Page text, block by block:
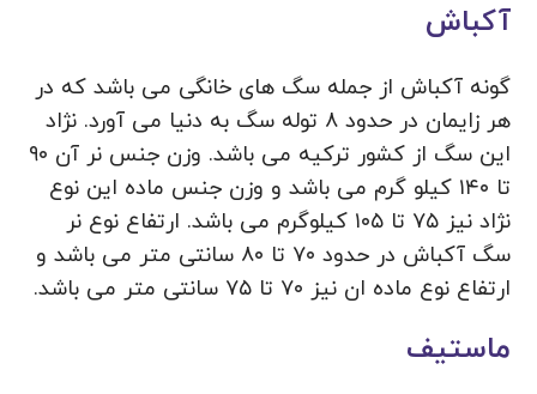
آکباش
گونه آکباش از جمله سگ های خانگی می باشد که در
هر زایمان در حدود ۸ توله سگ به دنیا می آورد. نژاد
این سگ از کشور ترکیه می باشد. وزن جنس نر آن ۹۰
تا ۱۴۰ کیلو گرم می باشد و وزن جنس ماده این نوع
نژاد نیز ۷۵ تا ۱۰۵ کیلوگرم می باشد. ارتفاع نوع نر
سگ آکباش در حدود ۷۰ تا ۸۰ سانتی متر می باشد و
ارتفاع نوع ماده ان نیز ۷۰ تا ۷۵ سانتی متر می باشد.
ماستیف